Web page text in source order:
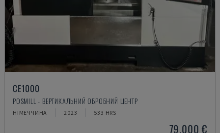
CE1000
POSMILL - ВЕРТИКАЛЬНИЙ ОБРОБНИЙ ЦЕНТР
НІМЕЧЧИНА 2023 533 HRS
79.000 €